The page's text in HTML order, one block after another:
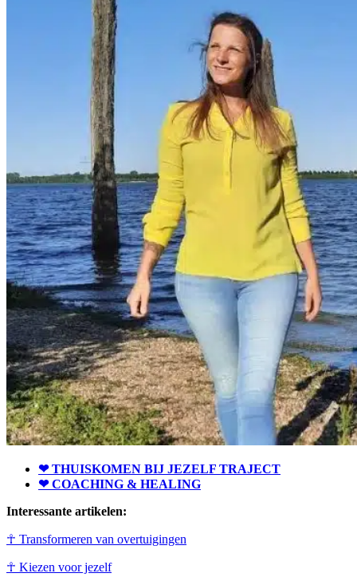
❤ THUISKOMEN BIJ JEZELF TRAJECT
❤ COACHING & HEALING
Interessante artikelen:
☥ Transformeren van overtuigingen
☥ Kiezen voor jezelf